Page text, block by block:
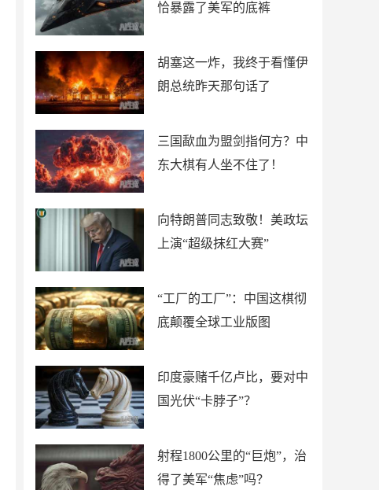
恰暴露了美军的底裤
胡塞这一炸，我终于看懂伊
朗总统昨天那句话了
三国歃血为盟剑指何方？中
东大棋有人坐不住了！
向特朗普同志致敬！美政坛
上演“超级抹红大赛”
“工厂的工厂”：中国这棋彻
底颠覆全球工业版图
印度豪赌千亿卢比，要对中
国光伏“卡脖子”？
射程1800公里的“巨炮”，治
得了美军“焦虑”吗？